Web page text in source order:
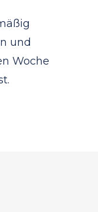
und
Woche